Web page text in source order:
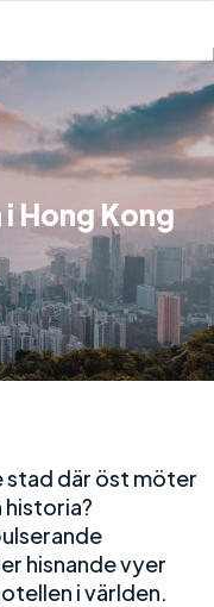
Hong Kong
stad där öst möter
hisnande vyer
i världen.